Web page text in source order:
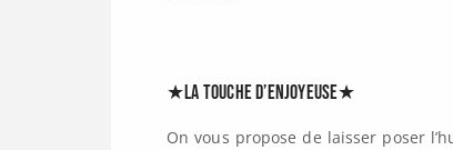
★La touche d’ENJOYEUSE★
On vous propose de laisser poser